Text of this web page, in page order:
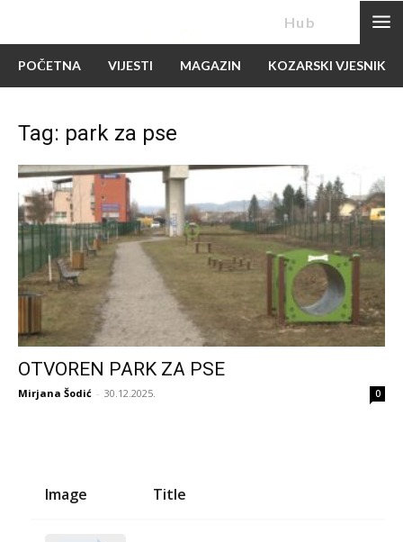
Hub
POČETNA VIJESTI MAGAZIN KOZARSKI VJESNIK
Tag: park za pse
OTVOREN PARK ZA PSE
Mirjana Šodić - 30.12.2025. 0
Image Title